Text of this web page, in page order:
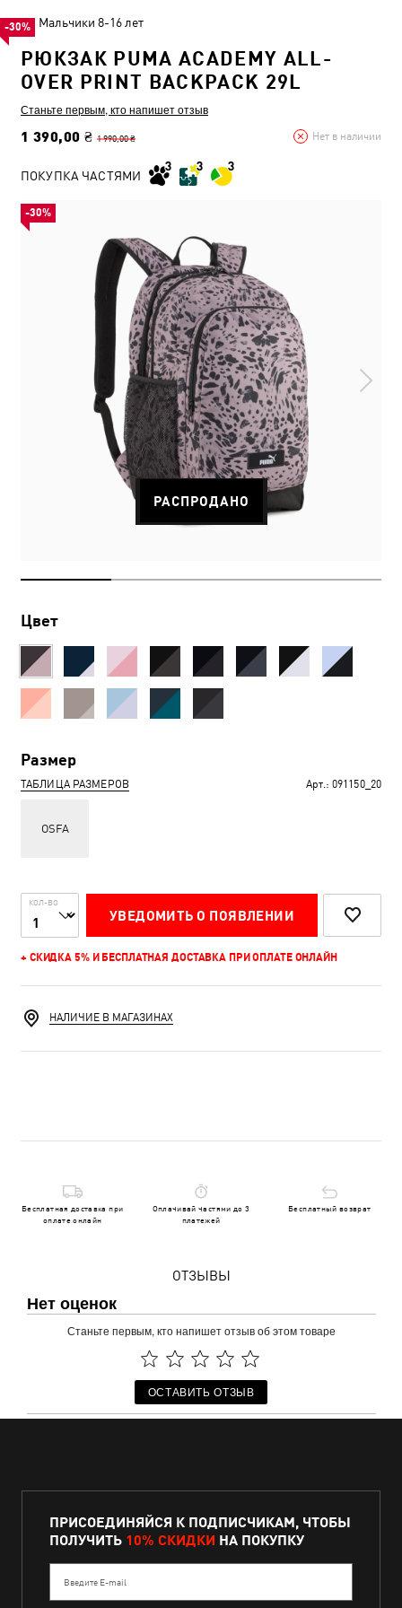
Мальчики 8-16 лет
РЮКЗАК PUMA ACADEMY ALL-
OVER PRINT BACKPACK 29L
Станьте первым, кто напишет отзыв
1 390,00 ₴ 1 990,00 ₴ Нет в наличии
-30%
ПОКУПКА ЧАСТЯМИ
РАСПРОДАНО
Цвет
Размер
ТАБЛИЦА РАЗМЕРОВ Арт.: 091150_20
OSFA
КОЛ-ВО
УВЕДОМИТЬ О ПОЯВЛЕНИИ
+ СКИДКА 5% И БЕСПЛАТНАЯ ДОСТАВКА ПРИ ОПЛАТЕ ОНЛАЙН
-30%
НАЛИЧИЕ В МАГАЗИНАХ
Бесплатная доставка при
оплате онлайн
Оплачивай частями до 3
платежей
Бесплатный возврат
ОТЗЫВЫ
Нет оценок
Станьте первым, кто напишет отзыв об этом товаре
ОСТАВИТЬ ОТЗЫВ
ПРИСОЕДИНЯЙСЯ К ПОДПИСЧИКАМ, ЧТОБЫ
ПОЛУЧИТЬ 10% СКИДКИ НА ПОКУПКУ
Введите E-mail